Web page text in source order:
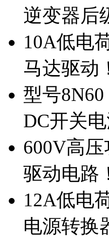
逆变器后
10A低电
马达驱动
型号
DC开关电
600V高
驱动电路
12A低电
电源转换